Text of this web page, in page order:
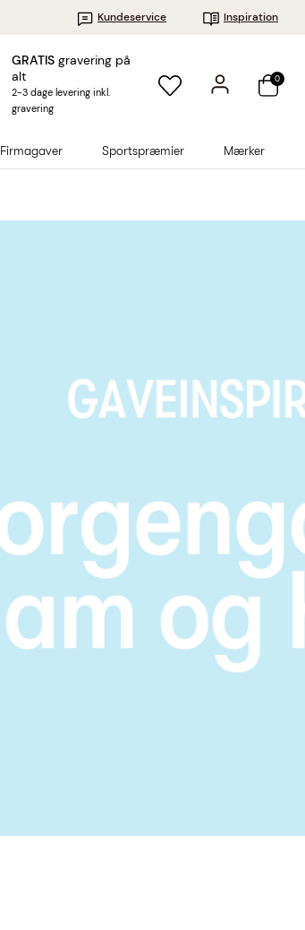
Inspiration
Kundeservice
GRATISgravering på
alt
2-3 dage levering inkl.
gravering
0
Firmagaver Sportspræmier Mærker